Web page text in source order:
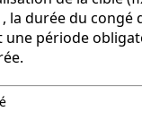
la durée du congé
une période